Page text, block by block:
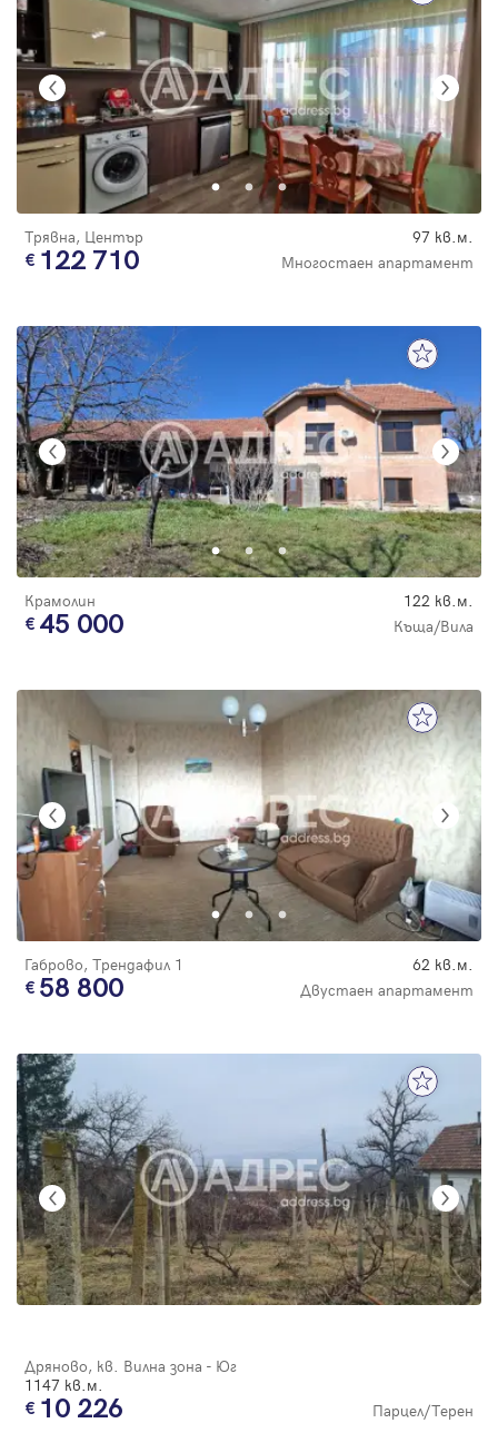
Трявна, Център 97 кв.м.
122 710 Многостаен апартамент
Крамолин 122 кв.м.
45 000 Къща/Вила
Габрово, Трендафил 1 62 кв.м.
58 800 Двустаен апартамент
Дряново, кв. Вилна зона - Юг
1147 кв.м.
10 226 Парцел/Терен